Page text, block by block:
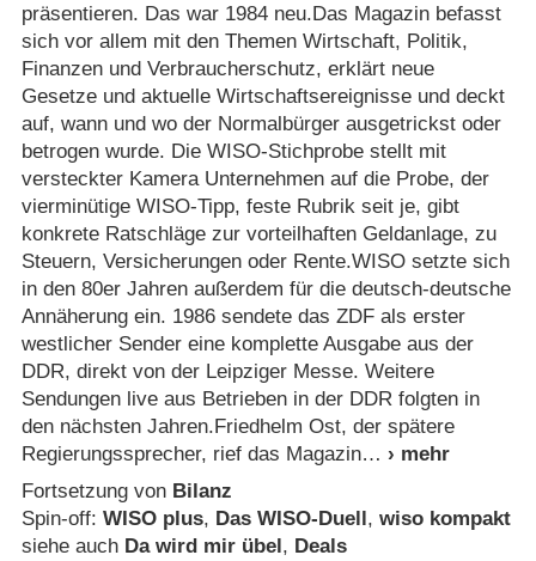
präsentieren. Das war 1984 neu.Das Magazin befasst
sich vor allem mit den Themen Wirtschaft, Politik,
Finanzen und Verbraucherschutz, erklärt neue
Gesetze und aktuelle Wirtschaftsereignisse und deckt
auf, wann und wo der Normalbürger ausgetrickst oder
betrogen wurde. Die WISO-Stichprobe stellt mit
versteckter Kamera Unternehmen auf die Probe, der
vierminütige WISO-Tipp, feste Rubrik seit je, gibt
konkrete Ratschläge zur vorteilhaften Geldanlage, zu
Steuern, Versicherungen oder Rente.WISO setzte sich
in den 80er Jahren außerdem für die deutsch-deutsche
Annäherung ein. 1986 sendete das ZDF als erster
westlicher Sender eine komplette Ausgabe aus der
DDR, direkt von der Leipziger Messe. Weitere
Sendungen live aus Betrieben in der DDR folgten in
den nächsten Jahren.Friedhelm Ost, der spätere
Regierungssprecher, rief das Magazin
Fortsetzung von Bilanz
Spin-off: WISO plus, Das WISO-Duell , wiso kompakt
siehe auch Da wird mir übel , Deals